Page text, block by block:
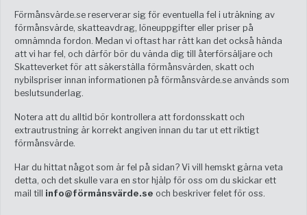
Förmånsvärde.se reserverar sig för eventuella fel i uträkning av
förmånsvärde, skatteavdrag, löneuppgifter eller priser på
omnämnda fordon. Medan vi oftast har rätt kan det också hända
att vi har fel, och därför bör du vända dig till återförsäljare och
Skatteverket för att säkerställa förmånsvärden, skatt och
nybilspriser innan informationen på förmånsvärde.se används som
beslutsunderlag.
Notera att du alltid bör kontrollera att fordonsskatt och
extrautrustning är korrekt angiven innan du tar ut ett riktigt
förmånsvärde.
Har du hittat något som är fel på sidan? Vi vill hemskt gärna veta
detta, och det skulle vara en stor hjälp för oss om du skickar ett
mail till info@förmånsvärde.se och beskriver felet för oss.